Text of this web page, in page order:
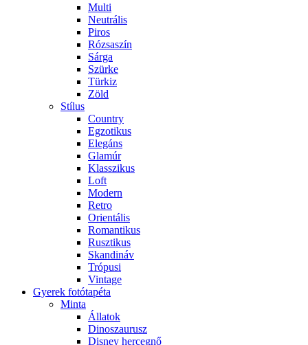
Multi
Neutrális
Piros
Rózsaszín
Sárga
Szürke
Türkiz
Zöld
Stílus
Country
Egzotikus
Elegáns
Glamúr
Klasszikus
Loft
Modern
Retro
Orientális
Romantikus
Rusztikus
Skandináv
Trópusi
Vintage
Gyerek fotótapéta
Minta
Állatok
Dinoszaurusz
Disney hercegnő